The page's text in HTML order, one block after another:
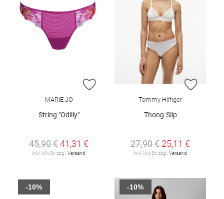
ZUR WUNSCHLISTE HINZUFÜGEN
MARIE JO
String "Odilly"
45,90 €41,31 €
inkl. MwSt. zzgl. Versand
ZUR
Tommy Hilfiger
Thong-Slip
27,90 € 25,11 €
inkl. MwSt. zzgl. Versand
-10% -10%